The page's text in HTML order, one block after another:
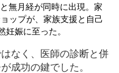
無月経が同時に出現。家
ップが、家族支援と自己
娠に至った。
なく、医師の診断と併
成功の鍵でした。